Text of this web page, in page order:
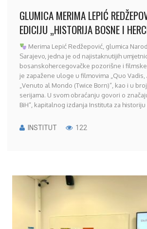
GLUMICA MERIMA LEPIĆ
EDICIJU „HISTORIJA BOSNE I
Merima Lepić Redžepović, glumica
Sarajevo, jedna je od najistaknutijih
bosanskohercegovačke pozorišne i
je zapažene uloge u filmovima „Quo Vadis,
„Venuto al Mondo (Twice Born)”, kao i u
serijama. U svom obraćanju govori o
BiH“, kapitalnog izdanja Instituta za historiju
INSTITUT 122